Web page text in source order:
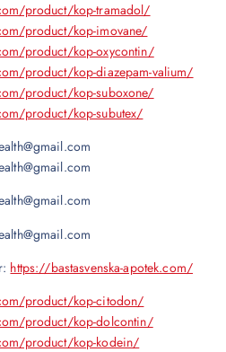
product/kop-tramadol/
product/kop-imovane/
product/kop-oxycontin/
product/kop-diazepam-valium/
product/kop-suboxone/
product/kop-subutex/
https://bastasvenska-apotek.com/
product/kop-citodon/
product/kop-dolcontin/
product/kop-kodein/